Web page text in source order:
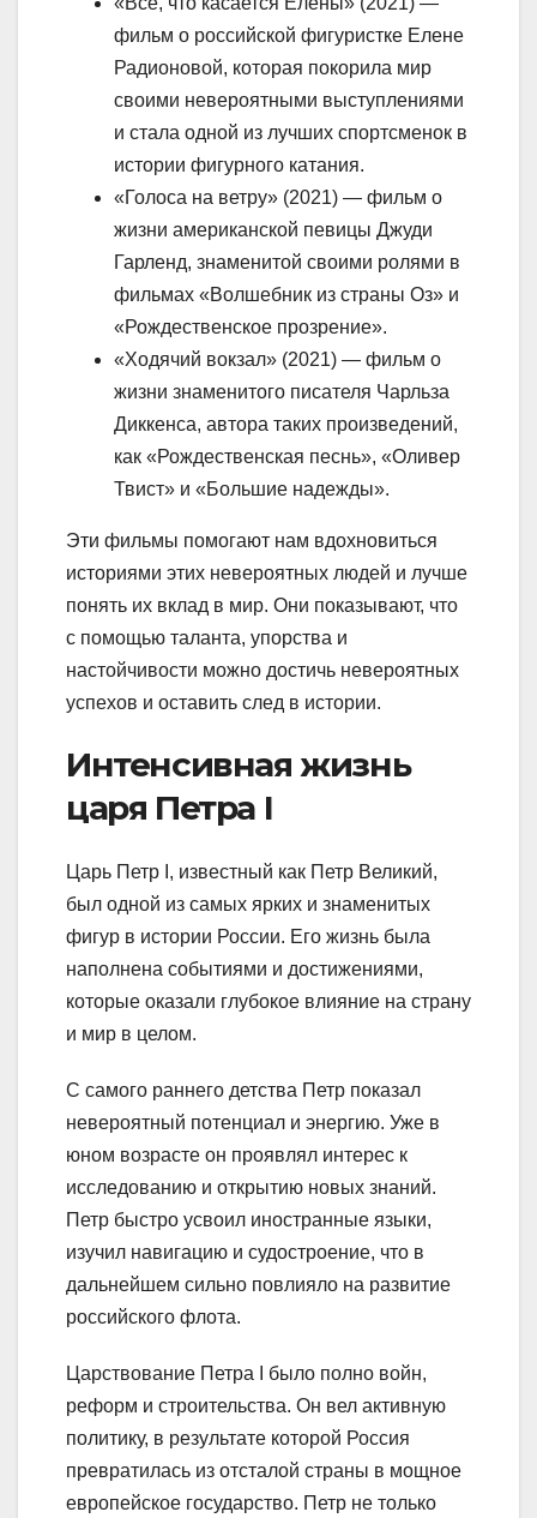
фильм о российской фигуристке Елене
Радионовой, которая покорила мир
своими невероятными выступлениями
и стала одной из лучших спортсменок в
истории фигурного катания.
«Голоса на ветру» (2021) — фильм о
жизни американской певицы Джуди
Гарленд, знаменитой своими ролями в
фильмах «Волшебник из страны Оз» и
«Рождественское прозрение».
«Ходячий вокзал» (2021) — фильм о
жизни знаменитого писателя Чарльза
Диккенса, автора таких произведений,
как «Рождественская песнь», «Оливер
Твист» и «Большие надежды».
Эти фильмы помогают нам вдохновиться
историями этих невероятных людей и лучше
понять их вклад в мир. Они показывают, что
с помощью таланта, упорства и
настойчивости можно достичь невероятных
успехов и оставить след в истории.
Интенсивная жизнь
царя Петра I
Царь Петр I, известный как Петр Великий,
был одной из самых ярких и знаменитых
фигур в истории России. Его жизнь была
наполнена событиями и достижениями,
которые оказали глубокое влияние на страну
и мир в целом.
С самого раннего детства Петр показал
невероятный потенциал и энергию. Уже в
юном возрасте он проявлял интерес к
исследованию и открытию новых знаний.
Петр быстро усвоил иностранные языки,
изучил навигацию и судостроение, что в
дальнейшем сильно повлияло на развитие
российского флота.
Царствование Петра I было полно войн,
реформ и строительства. Он вел активную
политику, в результате которой Россия
превратилась из отсталой страны в мощное
европейское государство. Петр не только